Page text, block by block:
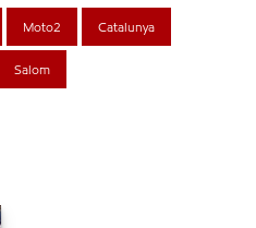
Moto2 Catalunya
Salom